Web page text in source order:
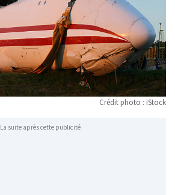
Crédit photo : iStock
La suite après cette publicité